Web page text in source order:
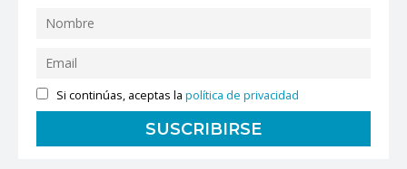
Si continúas, aceptas lapolítica de privacidad